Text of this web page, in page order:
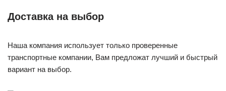
Доставка на выбор
Наша компания использует только проверенные
транспортные компании, Вам предложат лучший и быстрый
вариант на выбор.